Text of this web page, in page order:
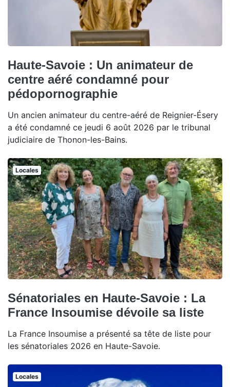
Haute-Savoie : Un animateur de
centre aéré condamné pour
pédopornographie
Un ancien animateur du centre-aéré de Reignier-Ésery
a été condamné ce jeudi 6 août 2026 par le tribunal
judiciaire de Thonon-les-Bains.
Locales
Sénatoriales en Haute-Savoie : La
France Insoumise dévoile sa liste
La France Insoumise a présenté sa tête de liste pour
les sénatoriales 2026 en Haute-Savoie.
Locales